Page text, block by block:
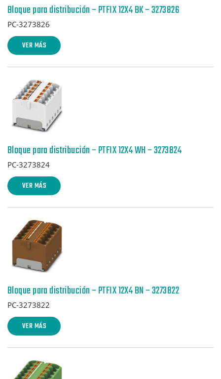
Bloque para distribución – PTFIX 12X4 BK – 3273826
PC-3273826
VER MÁS
Bloque para distribución – PTFIX 12X4 WH – 3273824
PC-3273824
VER MÁS
Bloque para distribución – PTFIX 12X4 BN – 3273822
PC-3273822
VER MÁS